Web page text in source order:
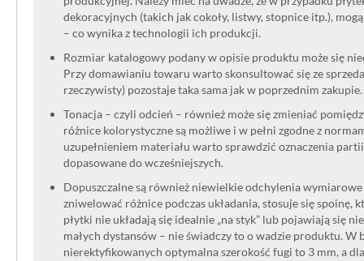
dekoracyjnych (takich jak cokoły, listwy, stopnice itp.),
– co wynika z technologii ich produkcji.
Rozmiar katalogowy podany w opisie produktu może się
Przy domawianiu towaru warto skonsultować się ze
rzeczywisty) pozostaje taka sama jak w poprzednim zakupie.
Tonacja – czyli odcień – również może się zmieniać
różnice kolorystyczne są możliwe i w pełni zgodne z
uzupełnieniem materiału warto sprawdzić oznaczenia
dopasowane do wcześniejszych.
Dopuszczalne są również niewielkie odchylenia
zniwelować różnice podczas układania, stosuje się spoinę,
płytki nie układają się idealnie „na styk” lub pojawiają się
małych dystansów – nie świadczy to o wadzie produktu. W
nierektyfikowanych optymalna szerokość fugi to 3 mm, a